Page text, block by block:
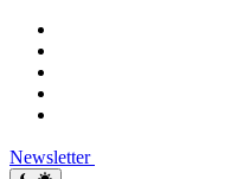
Newsletter